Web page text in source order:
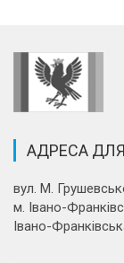
АДРЕСА
вул. М.
м. Івано-
Івано-